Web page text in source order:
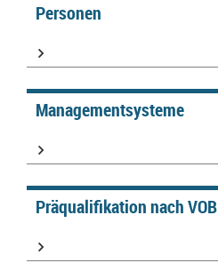
Personen
Managementsysteme
Präqualifikation nach VOB